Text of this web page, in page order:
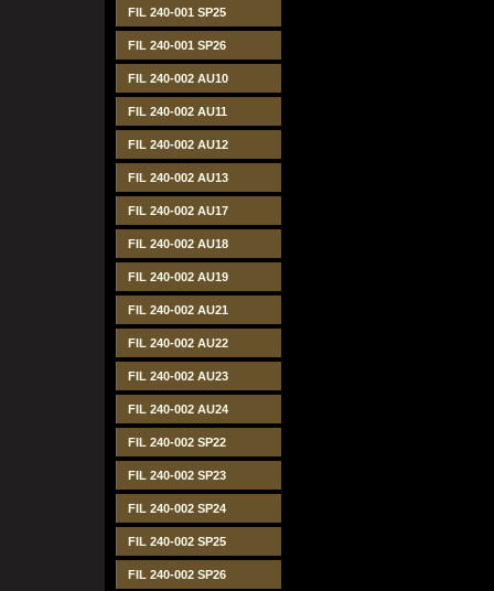
FIL 240-001 SP25
FIL 240-001 SP26
FIL 240-002 AU10
FIL 240-002 AU11
FIL 240-002 AU12
FIL 240-002 AU13
FIL 240-002 AU17
FIL 240-002 AU18
FIL 240-002 AU19
FIL 240-002 AU21
FIL 240-002 AU22
FIL 240-002 AU23
FIL 240-002 AU24
FIL 240-002 SP22
FIL 240-002 SP23
FIL 240-002 SP24
FIL 240-002 SP25
FIL 240-002 SP26